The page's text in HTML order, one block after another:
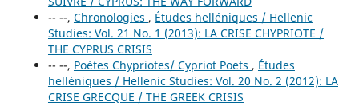
-- --, Chronologies , Études helléniques / Hellenic
Studies: Vol. 21 No. 1 (2013): LA CRISE CHYPRIOTE /
THE CYPRUS CRISIS
-- --, Poètes Chypriotes/ Cypriot Poets , Études
helléniques / Hellenic Studies: Vol. 20 No. 2 (2012): LA
CRISE GRECQUE / THE GREEK CRISIS